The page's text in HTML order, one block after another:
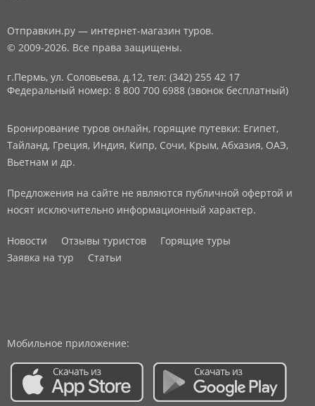
Отправкин.ру — интернет-магазин туров.
© 2009-2026. Все права защищены.
г.Пермь, ул. Соловьева, д.12, тел: (342) 255 42 17
Федеральный номер: 8 800 700 6988 (звонок бесплатный)
Бронирование туров онлайн, горящие путевки: Египет,
Тайланд, Греция, Индия, Кипр, Сочи, Крым, Абхазия, ОАЭ,
Вьетнам и др.
Предложения на сайте не являются публичной офертой и
носят исключительно информационный характер.
Новости Отзывы туристов
Горящие туры
Заявка на тур
Статьи
Мобильное приложение: